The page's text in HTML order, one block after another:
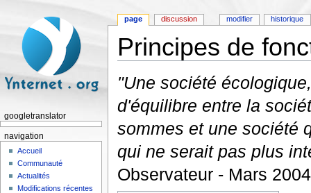
Principes de
"Une société
d'équilibre entre la
sommes et une société
qui ne serait pas plus
Observateur - Mars 2004
page discussion modifier historique
googletranslator
navigation
Accueil
Communauté
Actualités
Modifications récentes